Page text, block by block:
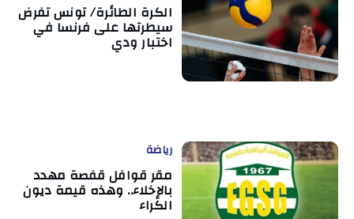
الكرة الطائرة/ تونس تفرض
سيطرتها على فرنسا في
اختبار ودي
رياضة
مقر قوافل قفصة مهدد
بالإخلاء.. وهذه قيمة ديون
الكراء